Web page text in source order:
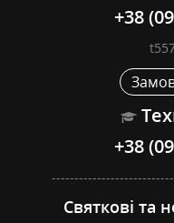
+38
+38
Святкові та